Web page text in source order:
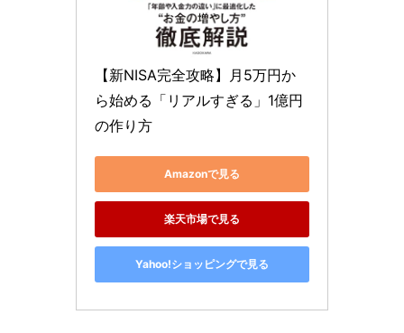
【新NISA完全攻略】月5万円か
ら始める「リアルすぎる」1億円
の作り方
Amazonで見る
楽天市場で見る
Yahoo!ショッピングで見る